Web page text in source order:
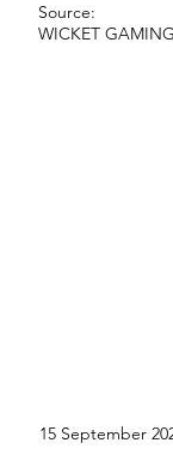
WICKET
Source:
15 September